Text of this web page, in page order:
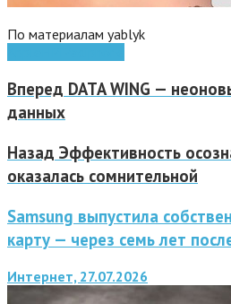
По материалам yablyk
Вперед DATA WING —
данных
Назад Эффективность
оказалась сомнительной
Samsung выпустила
карту — через семь лет
Интернет, 27.07.2026